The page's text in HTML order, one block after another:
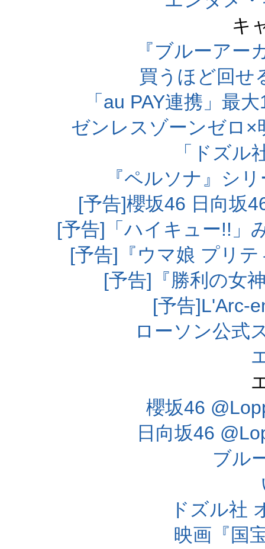
キ
『ブルーアー
買うほど回せ
「au PAY連携」最
ゼンレスゾーンゼロ
「ドズル
『ペルソナ』シ
[予告]櫻坂46 日向坂
[予告]「ハイキュー!!」
[予告]『ウマ娘 プリ
[予告]『勝利の女
[予告]L'Arc-
ローソン公式
櫻坂46
日向坂46
ブル
ドズル社
映画『国